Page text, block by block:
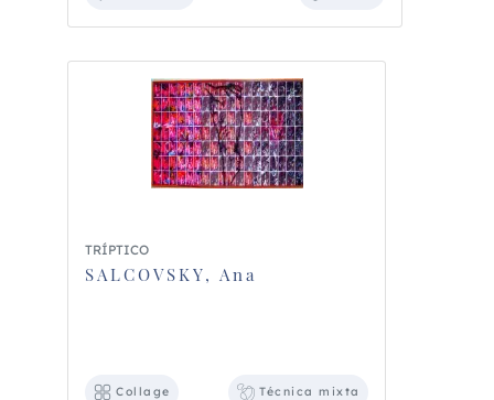
TRÍPTICO
SALCOVSKY, Ana
Collage Técnica mixta